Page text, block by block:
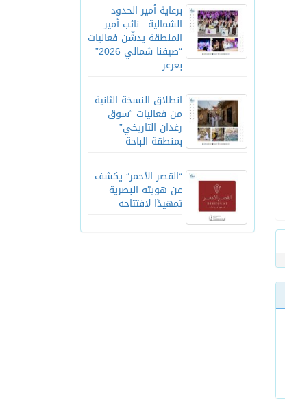
برعاية أمير الحدود
الشمالية.. نائب أمير
المنطقة يدشّن فعاليات
“صيفنا شمالي 2026”
بعرعر
انطلاق النسخة الثانية
من فعاليات “سوق
رغدان التاريخي”
بمنطقة الباحة
“القصر الأحمر” يكشف
عن هويته البصرية
تمهيدًا لافتتاحه